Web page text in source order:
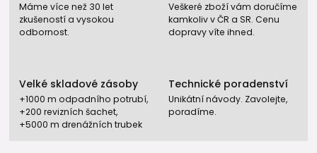
Máme více než 30 let
zkušeností a vysokou
odbornost.
Veškeré zboží vám doručíme
kamkoliv v ČR a SR. Cenu
dopravy víte ihned.
Velké skladové zásoby
+1000 m odpadního potrubí,
+200 revizních šachet,
+5000 m drenážních trubek
Technické poradenství
Unikátní návody. Zavolejte,
poradíme.